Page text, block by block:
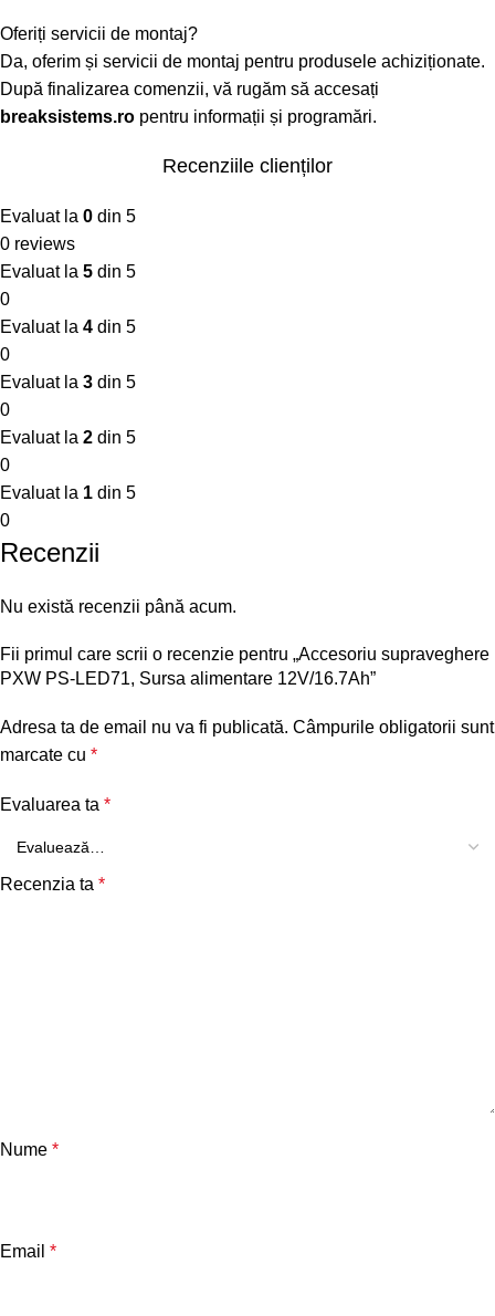
Oferiți servicii de montaj?
Da, oferim și servicii de montaj pentru produsele achiziționate.
După finalizarea comenzii, vă rugăm să accesați
breaksistems.ro pentru informații și programări.
Recenziile clienților
Evaluat la 0 din 5
0 reviews
Evaluat la 5 din 5
0
Evaluat la 4 din 5
0
Evaluat la 3 din 5
0
Evaluat la 2 din 5
0
Evaluat la 1 din 5
0
Recenzii
Nu există recenzii până acum.
Fii primul care scrii o recenzie pentru „Accesoriu supraveghere
PXW PS-LED71, Sursa alimentare 12V/16.7Ah”
Adresa ta de email nu va fi publicată. Câmpurile obligatorii sunt
marcate cu *
Evaluarea ta *
Recenzia ta *
Nume *
Email *